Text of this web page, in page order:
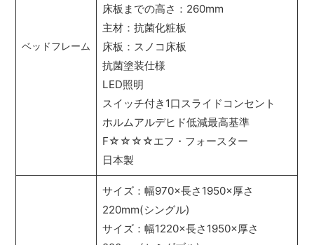
ベッドフレーム
床板までの高さ：260mm
主材：抗菌化粧板
床板：スノコ床板
抗菌塗装仕様
LED照明
スイッチ付き1口スライドコンセント
ホルムアルデヒド低減最高基準
F☆☆☆☆エフ・フォースター
日本製
サイズ：幅970×長さ1950×厚さ
220mm(シングル)
サイズ：幅1220×長さ1950×厚さ